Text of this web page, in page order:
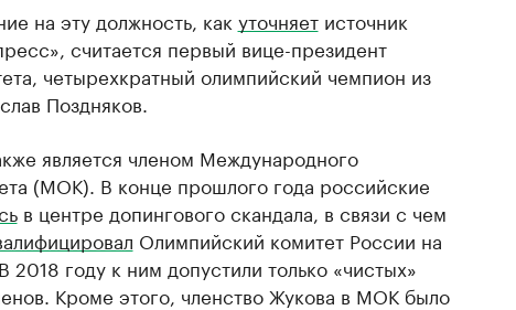
на эту должность, как уточняетисточник
считается первый вице-президент
четырехкратный олимпийский чемпион из
Поздняков.
является членом Международного
(МОК). В конце прошлого года российские
в центре допингового скандала, в связи с чем
Олимпийский комитет России на
году к ним допустили только «чистых»
Кроме этого, членство Жукова в МОК было